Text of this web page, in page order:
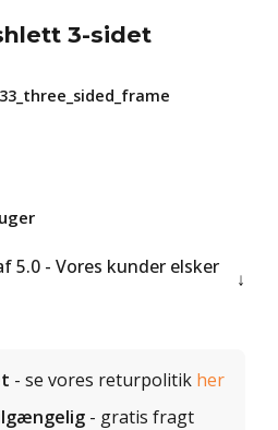
3-sidet
5.0 - Vores kunder elsker
- se vores returpolitik her
- gratis fragt